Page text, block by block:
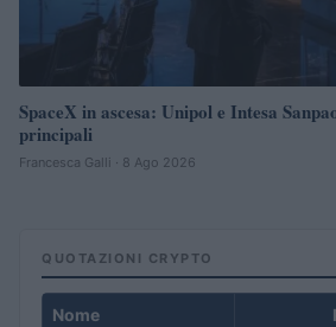
SpaceX in ascesa: Unipol e Intesa
principali
Francesca Galli · 8 Ago 2026
QUOTAZIONI CRYPTO
Nome